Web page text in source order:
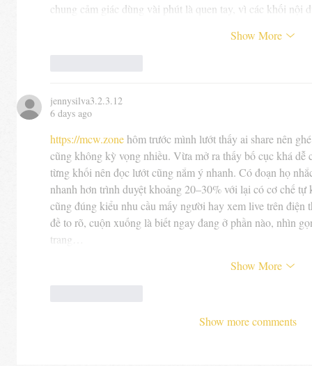
chung cảm giác dùng vài phút là quen tay, vì các khối nội
Show More
jennysilva3.2.3.12
6 days ago
https://mcw.zone hôm trước mình lướt thấy ai share nên
cũng không kỳ vọng nhiều. Vừa mở ra thấy bố cục khá
từng khối nên đọc lướt cũng nắm ý nhanh. Có đoạn họ
nhanh hơn trình duyệt khoảng 20–30% với lại có cơ chế
cũng đúng kiểu nhu cầu mấy người hay xem live trên
đề to rõ, cuộn xuống là biết ngay đang ở phần nào, nhìn
trang…
Show More
Show more comments